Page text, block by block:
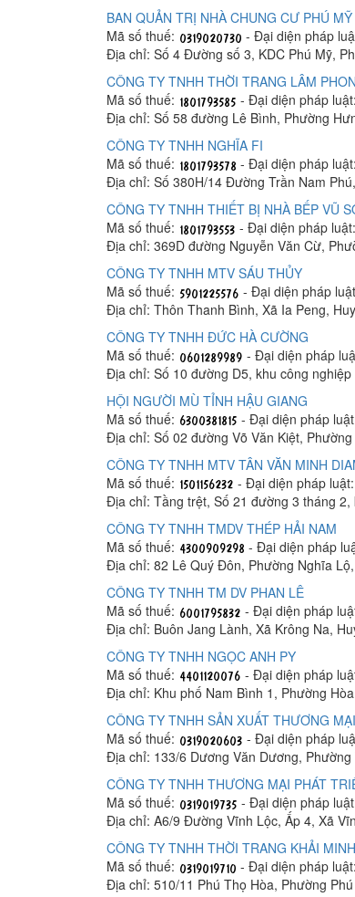
BAN QUẢN TRỊ NHÀ CHUNG CƯ PHÚ
Mã số thuế:
- Đại diện pháp
Địa chỉ: Số 4 Đường số 3, KDC Phú Mỹ,
CÔNG TY TNHH THỜI TRANG LÂM
Mã số thuế:
- Đại diện pháp
Địa chỉ: Số 58 đường Lê Bình, Phường
CÔNG TY TNHH NGHĨA FI
Mã số thuế:
- Đại diện pháp
Địa chỉ: Số 380H/14 Đường Trần Nam
CÔNG TY TNHH THIẾT BỊ NHÀ BẾP VŨ
Mã số thuế:
- Đại diện pháp
Địa chỉ: 369D đường Nguyễn Văn Cừ,
CÔNG TY TNHH MTV SÁU THỦY
Mã số thuế:
- Đại diện pháp
Địa chỉ: Thôn Thanh Bình, Xã Ia Peng,
CÔNG TY TNHH ĐỨC HÀ CƯỜNG
Mã số thuế:
- Đại diện pháp
Địa chỉ: Số 10 đường D5, khu công
HỘI NGƯỜI MÙ TỈNH HẬU GIANG
Mã số thuế:
- Đại diện pháp
Địa chỉ: Số 02 đường Võ Văn Kiệt,
CÔNG TY TNHH MTV TÂN VĂN MINH
Mã số thuế:
- Đại diện pháp
Địa chỉ: Tầng trệt, Số 21 đường 3 tháng
CÔNG TY TNHH TMDV THÉP HẢI NAM
Mã số thuế:
- Đại diện pháp
Địa chỉ: 82 Lê Quý Đôn, Phường Nghĩa
CÔNG TY TNHH TM DV PHAN LÊ
Mã số thuế:
- Đại diện pháp
Địa chỉ: Buôn Jang Lành, Xã Krông Na,
CÔNG TY TNHH NGỌC ANH PY
Mã số thuế:
- Đại diện pháp
Địa chỉ: Khu phố Nam Bình 1, Phường
CÔNG TY TNHH SẢN XUẤT THƯƠNG
Mã số thuế:
- Đại diện pháp
Địa chỉ: 133/6 Dương Văn Dương,
CÔNG TY TNHH THƯƠNG MẠI PHÁT
Mã số thuế:
- Đại diện pháp
Địa chỉ: A6/9 Đường Vĩnh Lộc, Ấp 4, Xã
CÔNG TY TNHH THỜI TRANG KHẢI MINH
Mã số thuế:
- Đại diện pháp
Địa chỉ: 510/11 Phú Thọ Hòa, Phường